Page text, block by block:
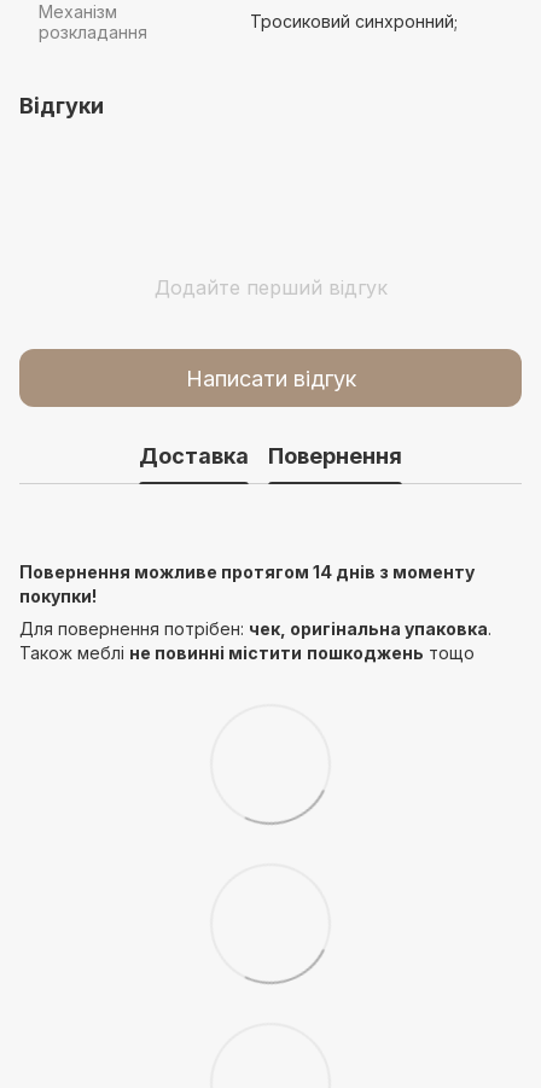
Механізм
розкладання
Тросиковий синхронний;
Відгуки
Додайте перший відгук
Написати відгук
Доставка Повернення
Повернення можливе протягом 14 днів з моменту
покупки!
Для повернення потрібен: чек, оригінальна упаковка.
Також меблі не повинні містити пошкоджень тощо